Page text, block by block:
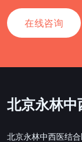
在线咨询
北京永林中
北京永林中西医结